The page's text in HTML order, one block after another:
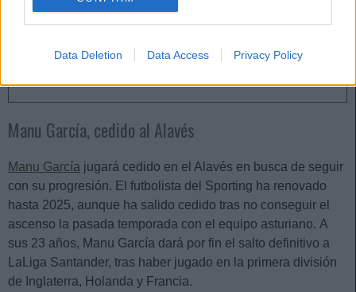
Data Deletion Data Access Privacy Policy
temporada 21/22 de Comunio.
alguno de los premios finales? Te
Manu García, cedido al Alavés
Manu García jugará cedido en el Alavés en busca de seguir
con su progresión. El futbolista del Sporting ha renovado
hasta 2025, aunque ha salido cedido tras no conseguir el
ascenso la pasada temporada con el equipo asturiano. A
sus 23 años, Manu García dará por fin el salto definitivo a
LaLiga Santander, tras haber jugado en la primera división
de Inglaterra, Holanda y Francia.